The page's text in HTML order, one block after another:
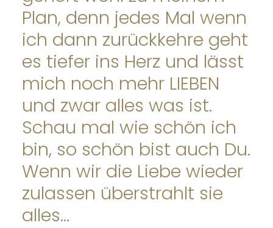
Plan, denn jedes Mal wenn
ich dann zurückkehre geht
es tiefer ins Herz und lässt
mich noch mehr LIEBEN
und zwar alles was ist.
Schau mal wie schön ich
bin, so schön bist auch Du.
Wenn wir die Liebe wieder
zulassen überstrahlt sie
alles…